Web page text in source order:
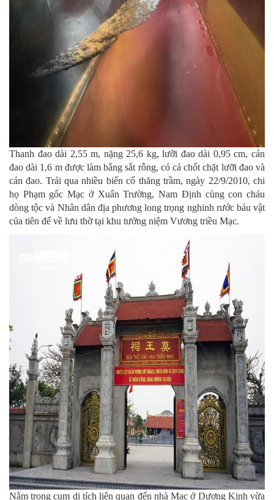
Thanh đao dài 2,55 m, nặng 25,6 kg, lưỡi đao dài 0,95 cm, cán
đao dài 1,6 m được làm bằng sắt rỗng, có cả chốt chặt lưỡi đao và
cán đao. Trải qua nhiều biến cố thăng trầm, ngày 22/9/2010, chi
họ Phạm gốc Mạc ở Xuân Trường, Nam Định cùng con cháu
dòng tộc và Nhân dân địa phương long trọng nghinh rước báu vật
của tiên đế về lưu thờ tại khu tưởng niệm Vương triều Mạc.
Nằm trong cụm di tích liên quan đến nhà Mạc ở Dương Kinh vừa